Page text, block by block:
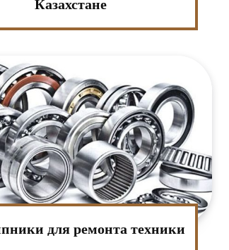
Казахстане
для ремонта техники